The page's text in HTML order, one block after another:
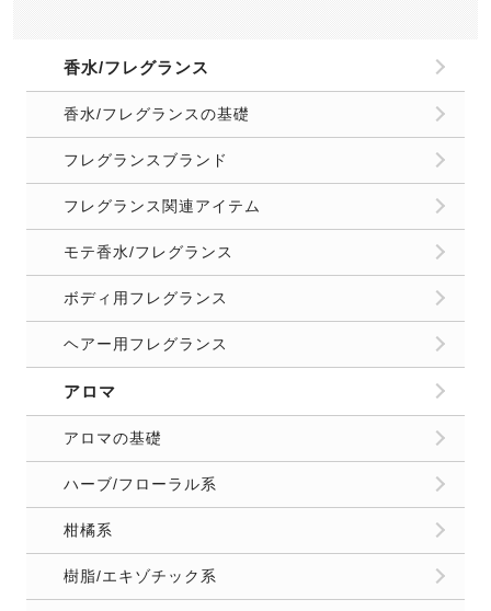
香水/フレグランス
香水/フレグランスの基礎
フレグランスブランド
フレグランス関連アイテム
モテ香水/フレグランス
ボディ用フレグランス
ヘアー用フレグランス
アロマ
アロマの基礎
ハーブ/フローラル系
柑橘系
樹脂/エキゾチック系